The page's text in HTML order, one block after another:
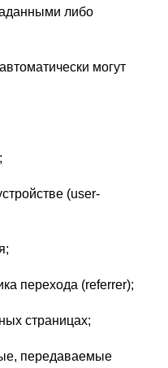
либо
могут
(user-
перехода (referrer);
страницах;
передаваемые